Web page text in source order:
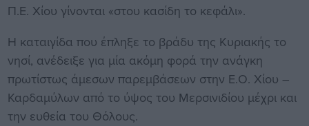
Π.Ε. Χίου γίνονται «στου κασίδη το κεφάλι».
Η καταιγίδα που έπληξε το βράδυ της Κυριακής το
νησί, ανέδειξε για μία ακόμη φορά την ανάγκη
πρωτίστως άμεσων παρεμβάσεων στην Ε.Ο. Χίου –
Καρδαμύλων από το ύψος του Μερσινιδίου μέχρι και
την ευθεία του Θόλους.